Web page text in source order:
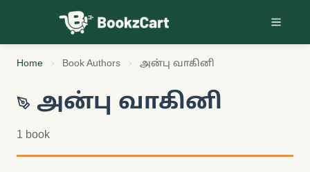
Skip to content
Home Book Authors அன்பு வாகினி
அன்பு வாகினி
1 book